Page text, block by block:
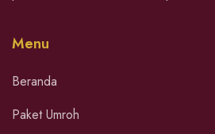
Menu
Beranda
Paket Umroh